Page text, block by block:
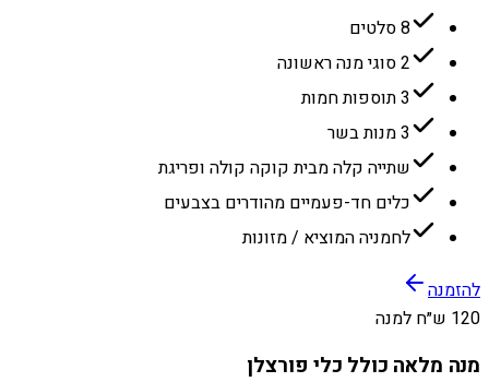
8 סלטים
2 סוגי מנה ראשונה
3 תוספות חמות
3 מנות בשר
שתייה קלה מבית קוקה קולה ופריגת
כלים חד-פעמיים מהודרים בצבעים
לחמניה המוציא / מזונות
להזמנה
120 ש״ח למנה
מנה מלאה כולל כלי פורצלן